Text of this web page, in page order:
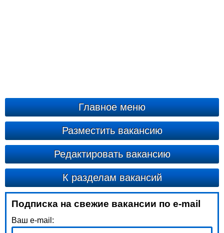
Главное меню
Разместить вакансию
Редактировать вакансию
К разделам вакансий
Подписка на свежие вакансии по e-mail
Ваш e-mail: